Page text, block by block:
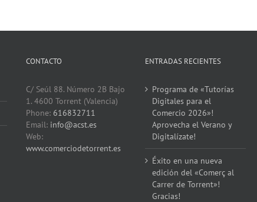
CONTACTO
C/ Seúl 88. Número 2B Bajo
1. 4600 Torrent (Valencia)
Phone: 616832711
Email: info@acst.es
Web:
www.comerciodetorrent.es
ENTRADAS RECIENTES
Programa de «Tutorías
Digitales para el
Comercio 2026»!
Aprovecha el Verano y
Digitalízate!
Éxito en una nueva
edición del «Comerç al
Carrer de Torrent»!
Gracias!